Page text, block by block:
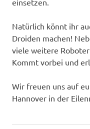
einsetzen.
Natürlich könnt ihr
Droiden machen!
viele weitere
Kommt vorbei und
Wir freuen uns auf
Hannover in der